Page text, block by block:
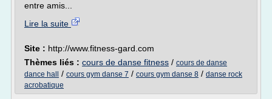
entre amis...
Lire la suite
Site : http://www.fitness-gard.com
Thèmes liés : cours de danse fitness / cours de danse
dance hall
/ cours gym danse 7 / cours gym danse 8 / danse rock
acrobatique